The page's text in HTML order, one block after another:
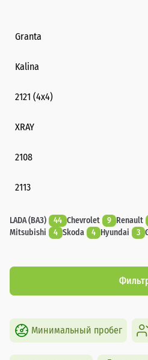
Granta
Kalina
2121 (4x4)
XRAY
2108
2113
LADA (ВАЗ) 44 Chevrolet 9 Renault
Mitsubishi
4 Skoda 4 Hyundai 3
Минимальный пробег